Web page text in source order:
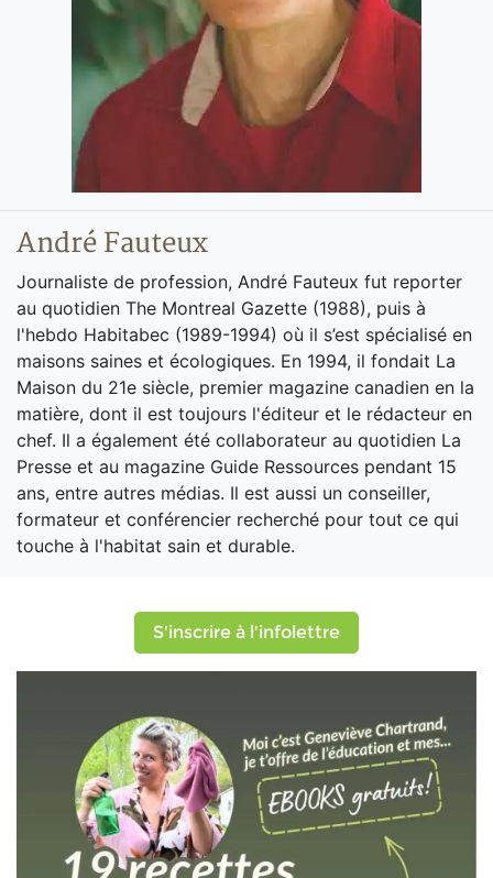
André Fauteux
Journaliste de profession, André Fauteux fut reporter
au quotidien The Montreal Gazette (1988), puis à
l'hebdo Habitabec (1989-1994) où il s’est spécialisé en
maisons saines et écologiques. En 1994, il fondait La
Maison du 21e siècle, premier magazine canadien en la
matière, dont il est toujours l'éditeur et le rédacteur en
chef. Il a également été collaborateur au quotidien La
Presse et au magazine Guide Ressources pendant 15
ans, entre autres médias. Il est aussi un conseiller,
formateur et conférencier recherché pour tout ce qui
touche à l'habitat sain et durable.
S'inscrire à l'infolettre